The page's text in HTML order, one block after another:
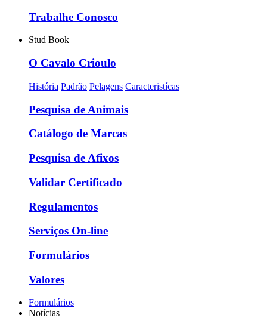
Trabalhe Conosco
Stud Book
O Cavalo Crioulo
História Padrão Pelagens Caracteristícas
Pesquisa de Animais
Catálogo de Marcas
Pesquisa de Afixos
Validar Certificado
Regulamentos
Serviços On-line
Formulários
Valores
Formulários
Notícias